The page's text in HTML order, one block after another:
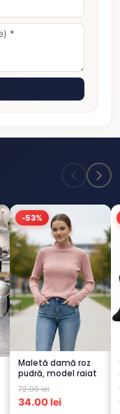
-53%
Maletă damă roz
pudră, model raiat
72.00 lei
34.00 lei